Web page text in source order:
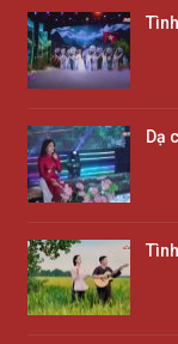
Dạ